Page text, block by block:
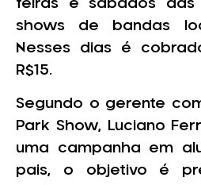
feiras e sábados
shows de bandas
Nesses dias é
R$15.
Segundo o gerente
Park Show, Luciano
uma campanha em
pais, o objetivo é